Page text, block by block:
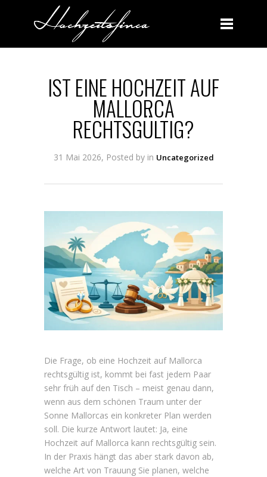
IST EINE HOCHZEIT AUF
MALLORCA
RECHTSGÜLTIG?
31 Mai 2026, Posted by in Uncategorized
Die Frage, ob eine Hochzeit auf Mallorca
rechtsgültig ist, kommt bei fast jedem Paar
sehr früh auf den Tisch – meist genau dann,
wenn aus dem schönen Traum unter der
Sonne Mallorcas ein konkreter Plan werden
soll. Die kurze Antwort lautet: Ja, eine
Hochzeit auf Mallorca kann rechtsgültig sein.
In der Praxis hängt das aber stark davon ab,
welche Art von Trauung Sie planen, welche